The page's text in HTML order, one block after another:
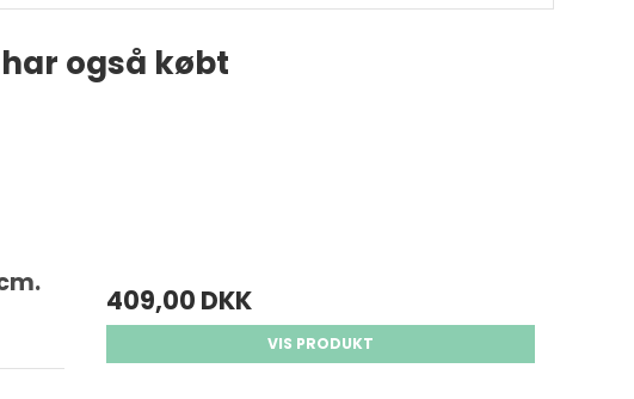
også købt
409,00 DKK
VIS PRODUKT